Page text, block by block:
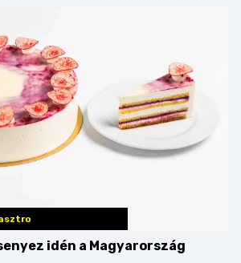
idén a Magyarország